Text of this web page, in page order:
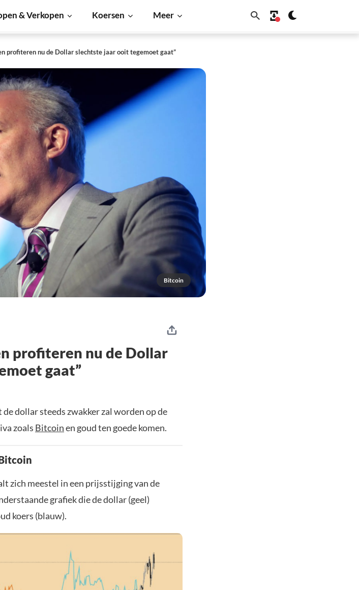
& Verkopen Koersen Meer
profiteren nu de Dollar slechtste jaar ooit tegemoet gaat”
Bitcoin
profiteren nu de Dollar
gaat”
dollar steeds zwakker zal worden op de
zoals Bitcoinen goud ten goede komen.
zich meestel in een prijsstijging van de
grafiek die de dollar (geel)
koers (blauw).